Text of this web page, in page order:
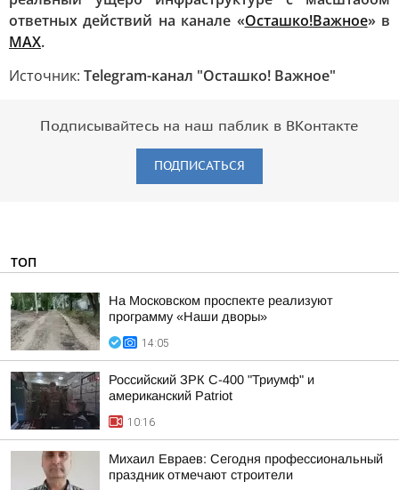
ответных действий на канале «Осташко!Важное» в
MAX.
Источник: Telegram-канал "Осташко! Важное"
Подписывайтесь на наш паблик в ВКонтакте
ПОДПИСАТЬСЯ
ТОП
На Московском проспекте реализуют
программу «Наши дворы»
14:05
Российский ЗРК С-400 "Триумф" и
американский Patriot
10:16
Михаил Евраев: Сегодня профессиональный
праздник отмечают строители